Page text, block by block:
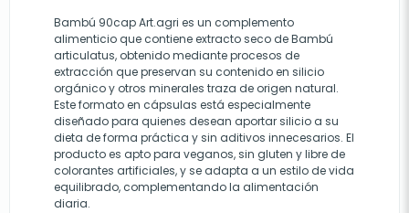
Bambú 90cap Art.agri es un complemento
alimenticio que contiene extracto seco de Bambú
articulatus, obtenido mediante procesos de
extracción que preservan su contenido en silicio
orgánico y otros minerales traza de origen natural.
Este formato en cápsulas está especialmente
diseñado para quienes desean aportar silicio a su
dieta de forma práctica y sin aditivos innecesarios. El
producto es apto para veganos, sin gluten y libre de
colorantes artificiales, y se adapta a un estilo de vida
equilibrado, complementando la alimentación
diaria.